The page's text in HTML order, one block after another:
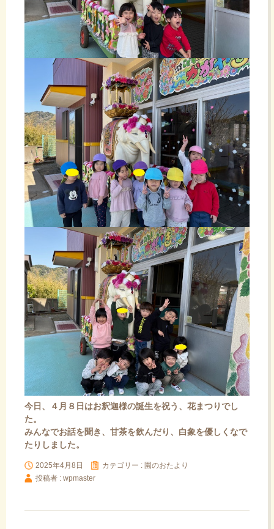
今日、４月８日はお釈迦様の誕生を祝う、花まつりでし
た。
みんなでお話を聞き、甘茶を飲んだり、白象を優しくなで
たりしました。
2025年4月8日 カテゴリー : 園のおたより
投稿者 : wpmaster